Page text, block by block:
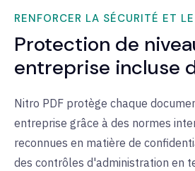
RENFORCER LA SÉCURITÉ ET
Protection de
entreprise incluse
Nitro PDF protège chaque
entreprise grâce à des normes
reconnues en matière de
des contrôles d'administration en